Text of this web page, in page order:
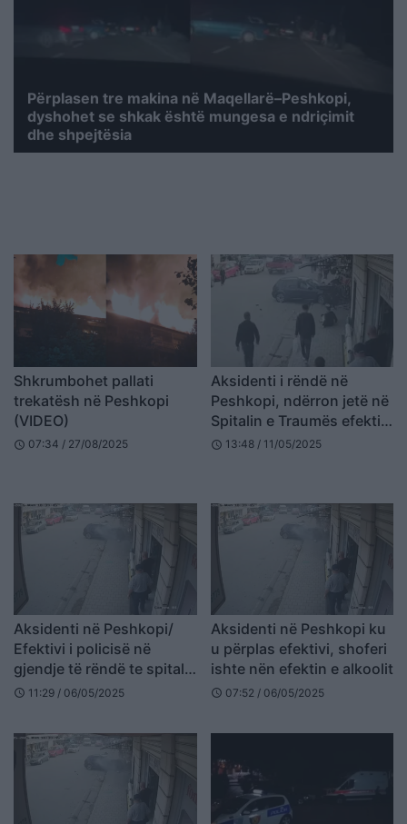
Përplasen tre makina në Maqellarë–Peshkopi,
dyshohet se shkak është mungesa e ndriçimit
dhe shpejtësia
Shkrumbohet pallati
trekatësh në Peshkopi
(VIDEO)
schedule 07:34 / 27/08/2025
Aksidenti i rëndë në
Peshkopi, ndërron jetë në
Spitalin e Traumës efektivi
Veli Gjura
schedule 13:48 / 11/05/2025
Aksidenti në Peshkopi/
Efektivi i policisë në
gjendje të rëndë te spitali i
Traumës
schedule 11:29 / 06/05/2025
Aksidenti në Peshkopi ku
u përplas efektivi, shoferi
ishte nën efektin e alkoolit
schedule 07:52 / 06/05/2025